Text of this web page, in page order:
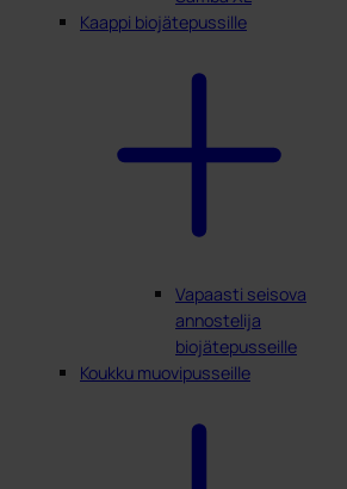
Kaappi biojätepussille
Vapaasti seisova
annostelija
biojätepusseille
Koukku muovipusseille